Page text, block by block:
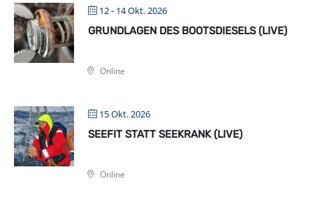
12 - 14 Okt. 2026
GRUNDLAGEN DES BOOTSDIESELS (LIVE)
Online
15 Okt. 2026
SEEFIT STATT SEEKRANK (LIVE)
Online